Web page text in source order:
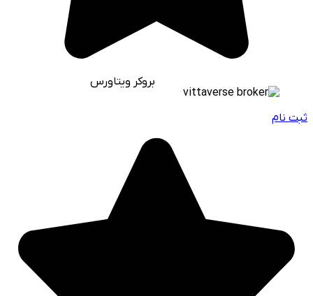
بروکر ویتاورس
ثبت نام